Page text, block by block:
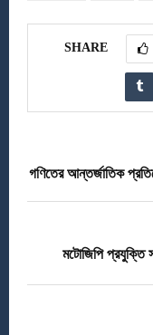
SHARE
গণিতের আন্তর্জাতিক
মটোজিপি প্রযুক্তি